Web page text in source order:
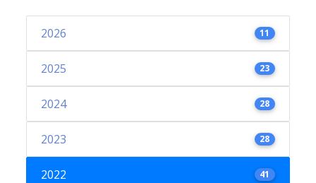
2026 11
2025 23
2024 28
2023 28
2022 41